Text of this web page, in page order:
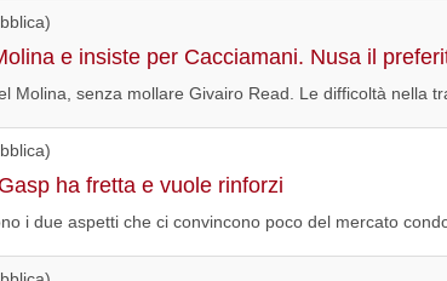
e insiste per Cacciamani. Nusa il
Molina, senza mollare Givairo Read. Le difficoltà nella
ha fretta e vuole rinforzi
i due aspetti che ci convincono poco del mercato